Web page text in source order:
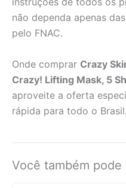
não dependa apenas
pelo FNAC.
Onde comprar Crazy
Crazy! Lifting Mask, 5
aproveite a oferta
rápida para todo o Brasil.
Você também pode